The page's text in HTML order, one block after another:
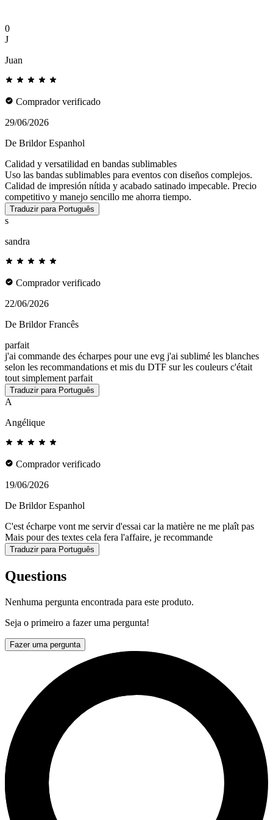
0
J
Juan
Comprador verificado
29/06/2026
De Brildor Espanhol
Calidad y versatilidad en bandas sublimables
Uso las bandas sublimables para eventos con diseños complejos.
Calidad de impresión nítida y acabado satinado impecable. Precio
competitivo y manejo sencillo me ahorra tiempo.
Traduzir para Português
s
sandra
Comprador verificado
22/06/2026
De Brildor Francês
parfait
j'ai commande des écharpes pour une evg j'ai sublimé les blanches
selon les recommandations et mis du DTF sur les couleurs c'était
tout simplement parfait
Traduzir para Português
A
Angélique
Comprador verificado
19/06/2026
De Brildor Espanhol
C'est écharpe vont me servir d'essai car la matière ne me plaît pas
Mais pour des textes cela fera l'affaire, je recommande
Traduzir para Português
Questions
Nenhuma pergunta encontrada para este produto.
Seja o primeiro a fazer uma pergunta!
Fazer uma pergunta